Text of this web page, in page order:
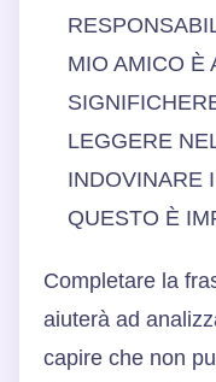
MIO AMICO È
LEGGERE
INDOVINARE
QUESTO È
Completare la
aiuterà ad
capire che non